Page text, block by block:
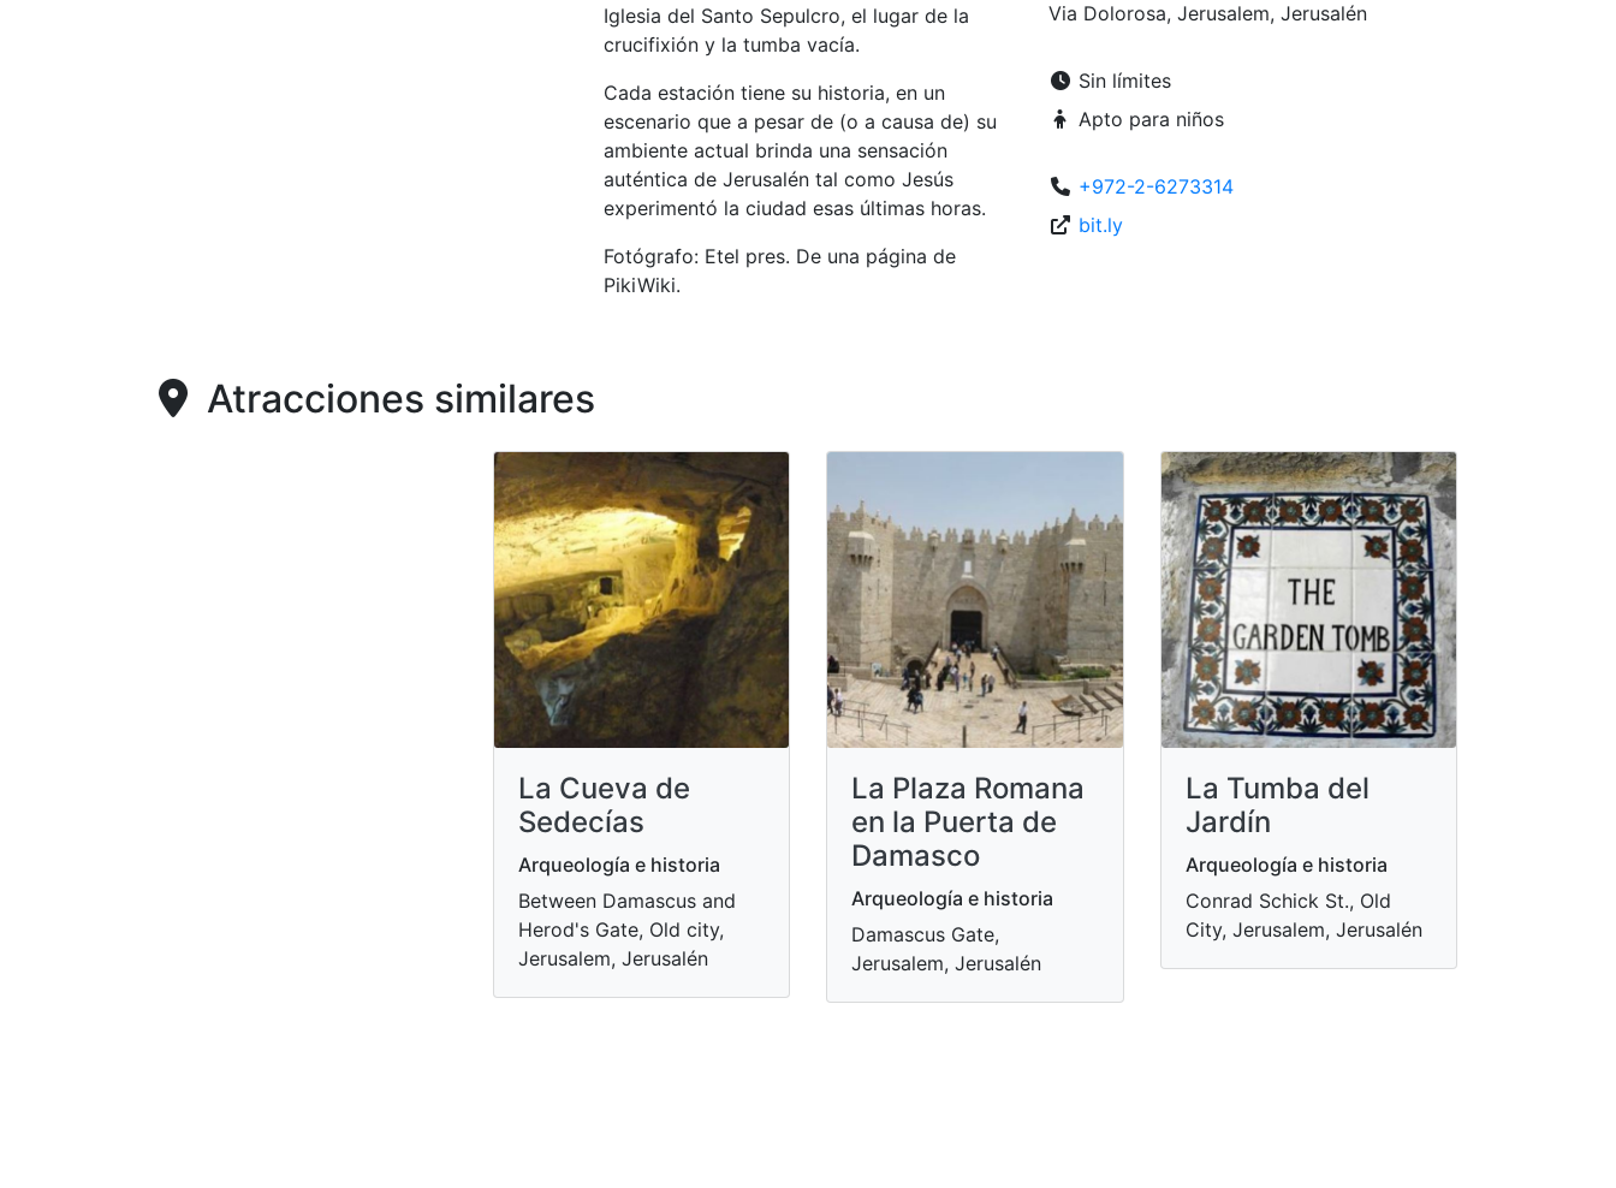
Iglesia del Santo Sepulcro, el lugar de la
crucifixión y la tumba vacía.
Cada estación tiene su historia, en un
escenario que a pesar de (o a causa de) su
ambiente actual brinda una sensación
auténtica de Jerusalén tal como Jesús
experimentó la ciudad esas últimas horas.
Fotógrafo: Etel pres. De una página de
PikiWiki.
Via Dolorosa, Jerusalem, Jerusalén
Sin límites
Apto para niños
+972-2-6273314
bit.ly
Atracciones similares
La Cueva de
Sedecías
Arqueología e historia
Between Damascus and
Herod's Gate, Old city,
Jerusalem, Jerusalén
La Plaza Romana
en la Puerta de
Damasco
Arqueología e historia
Damascus Gate,
Jerusalem, Jerusalén
La Tumba del
Jardín
Arqueología e historia
Conrad Schick St., Old
City, Jerusalem, Jerusalén